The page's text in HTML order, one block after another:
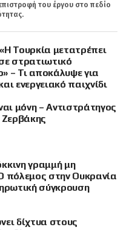
του έργου στο πεδίο
Τουρκία μετατρέπει
στρατιωτικό
– Τι αποκάλυψε για
ενεργειακό παιχνίδι
μόνη – Αντιστράτηγος
γραμμή μη
πόλεμος στην Ουκρανία
σύγκρουση
δίχτυα στους